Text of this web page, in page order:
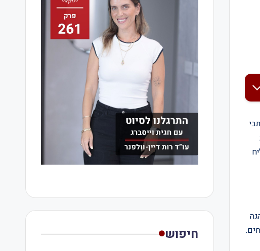
נרדם על ההגה
חיפוש